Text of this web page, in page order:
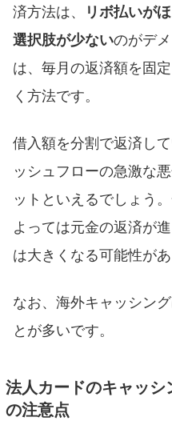
済方法は、
リボ払いが
選択肢が少ないのがデ
は、毎月の返済額を固
く方法です。
借入額を分割で返済し
ッシュフローの急激な
ットといえるでしょう
よっては元金の返済が
は大きくなる可能性があ
なお、海外キャッシン
とが多いです。
法人カードのキャッシ
の注意点